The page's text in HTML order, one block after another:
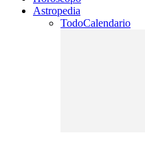
Astropedia
TodoCalendario